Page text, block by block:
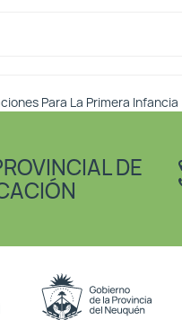
Para La Primera Infancia
DE